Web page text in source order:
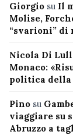
Giorgio su Il
Molise,
“svarioni” di
Nicola Di
Monaco:
politica della
Pino su
viaggiare su
Abruzzo a